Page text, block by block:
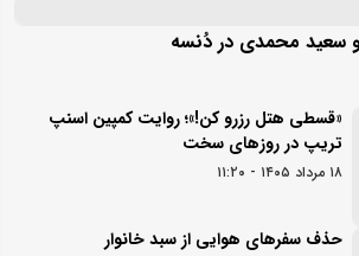
سعید محمدی در دُنسه
«قسطی هتل رزرو کن!»؛ روایت کمپین اسنپ
تریپ در روزهای سخت
۱۸ مرداد ۱۴۰۵ - ۱۱:۲۰
حذف سفرهای هوایی از سبد خانوار